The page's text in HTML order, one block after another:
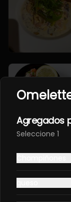
Agregados
Seleccione 1